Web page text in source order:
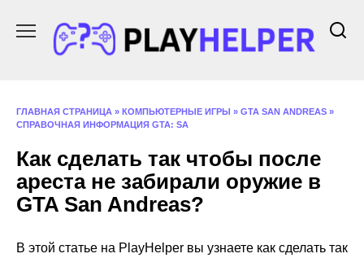
содержанию
ГЛАВНАЯ СТРАНИЦА » КОМПЬЮТЕРНЫЕ ИГРЫ » GTA SAN ANDREAS »
СПРАВОЧНАЯ ИНФОРМАЦИЯ GTA: SA
Как сделать так чтобы после
ареста не забирали оружие в
GTA San Andreas?
В этой статье на PlayHelper вы узнаете как сделать так